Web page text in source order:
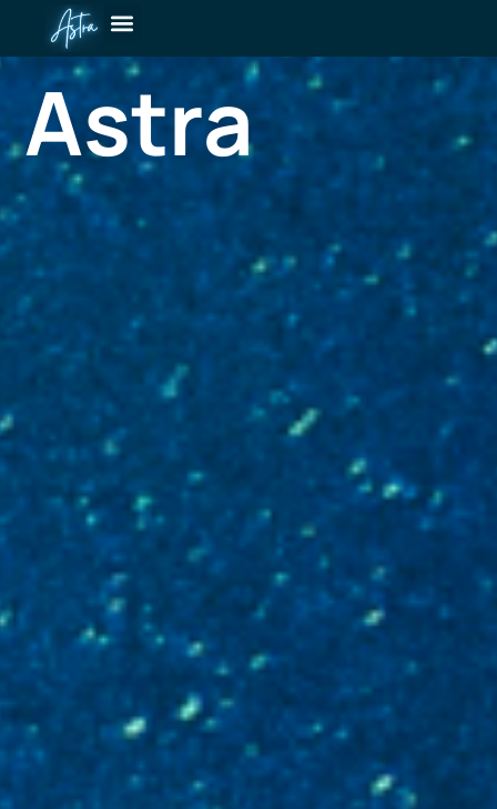
Astra